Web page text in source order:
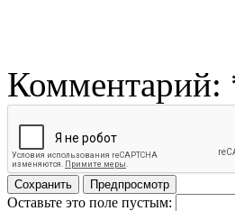
Комментарий:
Оставьте это поле пустым: